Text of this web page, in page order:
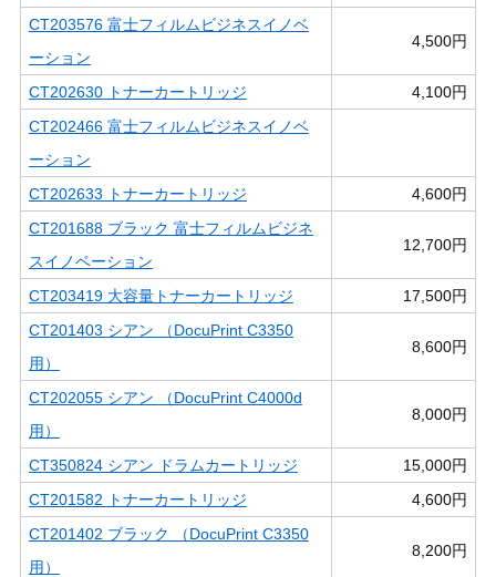
CT203576 富士フィルムビジネスイノベ
ーション
4,500円
CT202630 トナーカートリッジ
4,100円
CT202466 富士フィルムビジネスイノベ
ーション
CT202633 トナーカートリッジ
4,600円
CT201688 ブラック 富士フィルムビジネ
スイノベーション
12,700円
CT203419 大容量トナーカートリッジ
17,500円
CT201403 シアン （DocuPrint C3350
用）
8,600円
CT202055 シアン （DocuPrint C4000d
用）
8,000円
CT350824 シアン ドラムカートリッジ
15,000円
CT201582 トナーカートリッジ
4,600円
CT201402 ブラック （DocuPrint C3350
用）
8,200円